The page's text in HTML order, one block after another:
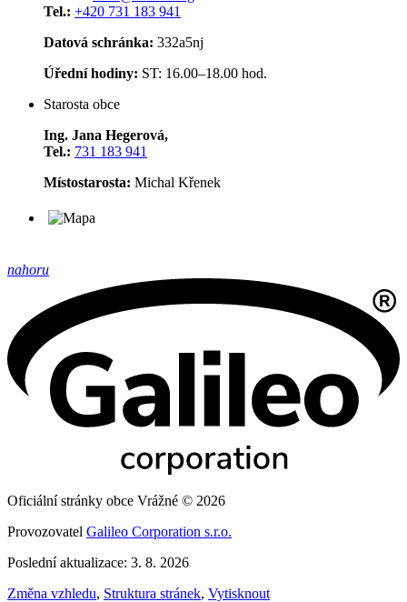
Tel.: +420 731 183 941
Datová schránka: 332a5nj
Úřední hodiny: ST: 16.00–18.00 hod.
Starosta obce
Ing. Jana Hegerová,
Tel.: 731 183 941
Místostarosta: Michal Křenek
nahoru
Oficiální stránky obce Vrážné © 2026
Provozovatel Galileo Corporation s.r.o.
Poslední aktualizace: 3. 8. 2026
Změna vzhledu, Struktura stránek, Vytisknout